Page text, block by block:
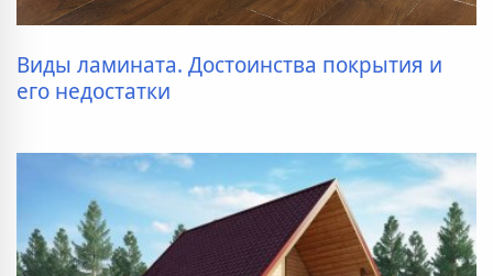
Виды ламината. Достоинства покрытия и
его недостатки